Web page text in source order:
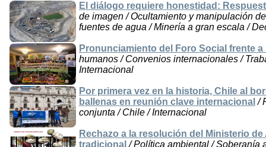
El diálogo requiere honestidad:
de imagen / Ocultamiento y manipulación
fuentes de agua / Minería a gran escala /
Pronunciamiento del Foro Social frente a
humanos / Convenios internacionales /
Internacional
Por primera vez en la historia, Chile al
ballenas en reunión clave internacional /
conjunta / Chile / Internacional
Rechazo a la resolución del Ministerio
tradicional / Política ambiental / Soberanía